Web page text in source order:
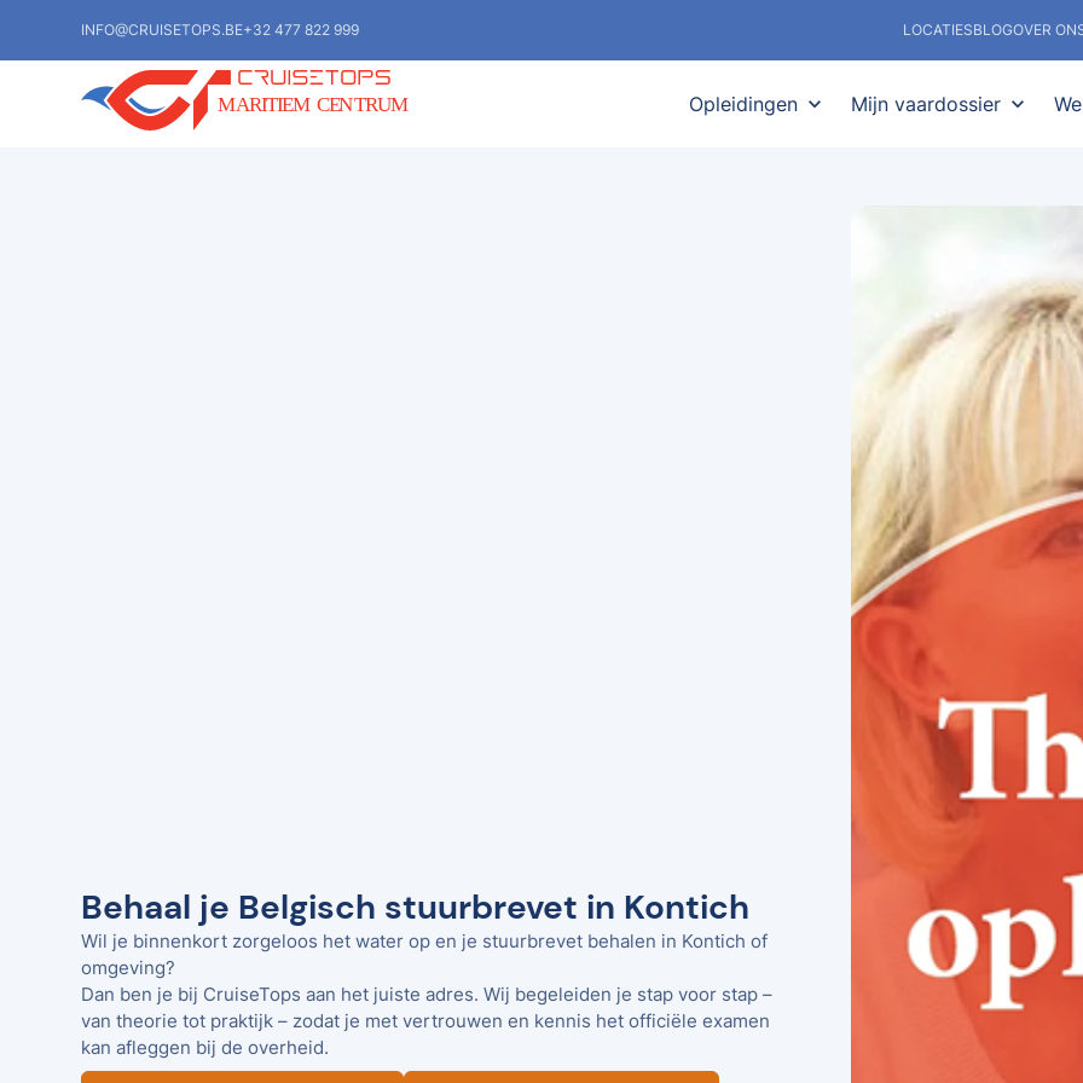
INFO@CRUISETOPS.BE+32 477 822 999 LOCATIESBLOGOVER
Opleidingen expand_more Mijn vaardossier expand_more
Behaal je Belgisch stuurbrevet in Kontich
Wil je binnenkort zorgeloos het water op en je stuurbrevet behalen in Kontich of
omgeving?
Dan ben je bij CruiseTops aan het juiste adres. Wij begeleiden je stap voor stap –
van theorie tot praktijk – zodat je met vertrouwen en kennis het officiële examen
kan afleggen bij de overheid.